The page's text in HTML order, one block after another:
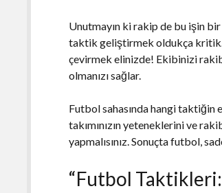
Unutmayın ki rakip de bu işin bir
taktik geliştirmek oldukça kritik.
çevirmek elinizde! Ekibinizi
olmanızı sağlar.
Futbol sahasında hangi taktiğin
takımınızın yeteneklerini ve
yapmalısınız. Sonuçta futbol,
“Futbol